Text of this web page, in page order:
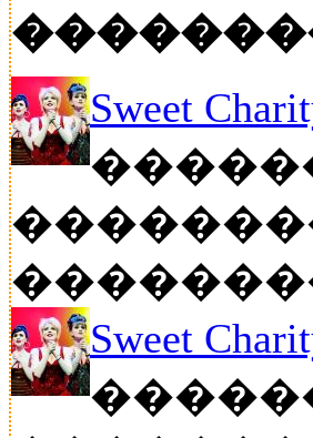
Sweet
Sweet